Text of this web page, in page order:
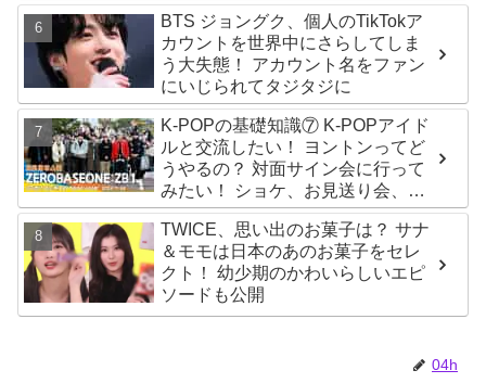
「成功したファン」だと話題沸騰
BTS ジョングク、個人のTikTokア
カウントを世界中にさらしてしま
う大失態！ アカウント名をファン
にいじられてタジタジに
K-POPの基礎知識⑦ K-POPアイド
ルと交流したい！ ヨントンってど
うやるの？ 対面サイン会に行って
みたい！ ショケ、お見送り会、握
手会・・・リリースイベントあれ
これを紹介
TWICE、思い出のお菓子は？ サナ
＆モモは日本のあのお菓子をセレ
クト！ 幼少期のかわいらしいエピ
ソードも公開
04h